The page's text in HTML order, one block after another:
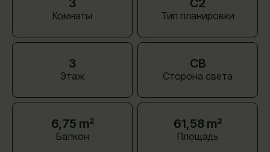
3
Комнаты
C2
Тип планировки
3
Этаж
СВ
Сторона света
6,75 m²
Балкон
61,58 m²
Площадь